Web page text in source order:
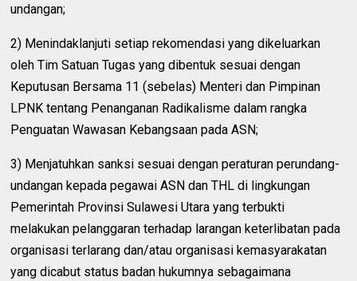
undangan;
2) Menindaklanjuti setiap rekomendasi yang dikeluarkan
oleh Tim Satuan Tugas yang dibentuk sesuai dengan
Keputusan Bersama 11 (sebelas) Menteri dan Pimpinan
LPNK tentang Penanganan Radikalisme dalam rangka
Penguatan Wawasan Kebangsaan pada ASN;
3) Menjatuhkan sanksi sesuai dengan peraturan perundang-
undangan kepada pegawai ASN dan THL di lingkungan
Pemerintah Provinsi Sulawesi Utara yang terbukti
melakukan pelanggaran terhadap larangan keterlibatan pada
organisasi terlarang dan/atau organisasi kemasyarakatan
yang dicabut status badan hukumnya sebagaimana